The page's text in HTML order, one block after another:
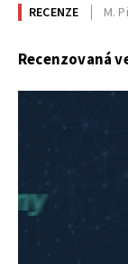
RECENZE M.
Recenzovaná